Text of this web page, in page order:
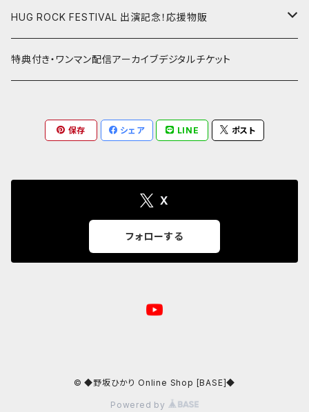
ランダムチェキ
画像指定チェキ
トートバッグ
コルクコースター
クリアファイル
24/3/18 第34回 ゲスト:増田桜美/オル
24/4/15 第35回 ゲスト:黒木ちひろ
24/6/17 第37回 ゲスト:山田萌
24/7/15 第38回 ゲスト:伊藤詩織
24/8/19 第39回 ゲスト 清野あやね
24/10/21 第41回 ゲスト:のうじょうりえ
23/1/22@渋谷gee-ge.15周年記念ワンマン
野坂ひかりソロ スタジオ配信ライブ
2023年ハグロック前夜祭！記念グッズ
遠征応援グッズ
HUG ROCK FESTIVAL 出演記念！応援物販
22.05.02 HUGROCK 2022 GW
23.05.02 ハグロック 2023 GW
特典付き・ワンマン配信アーカイブデジタルチケット
保存 シェア LINE ポスト
X
フォローする
© ◆野坂ひかり Online Shop [BASE]◆
Powered by